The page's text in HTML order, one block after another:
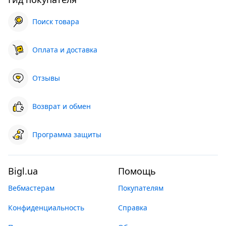
Поиск товара
Оплата и доставка
Отзывы
Возврат и обмен
Программа защиты
Bigl.ua
Вебмастерам
Конфиденциальность
Помощь
Покупателям
Справка